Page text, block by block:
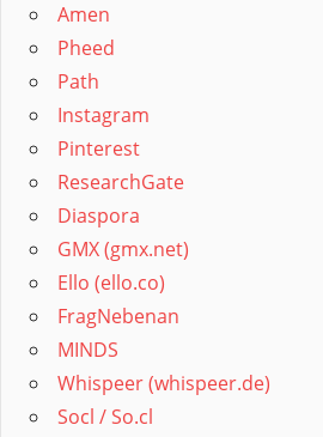
Amen
Pheed
Path
Instagram
Pinterest
ResearchGate
Diaspora
GMX (gmx.net)
Ello (ello.co)
FragNebenan
MINDS
Whispeer (whispeer.de)
Socl / So.cl